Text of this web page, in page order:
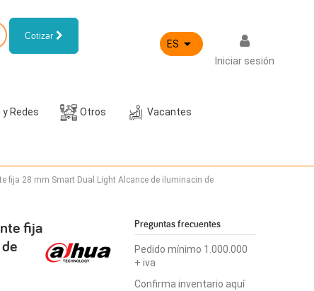
Cotizar
ES 
Iniciar sesión
Redes Otros Vacantes
fija 28 mm Smart Dual Light Alcance de iluminacin de
fija
Preguntas frecuentes
Pedido mínimo 1.000.000
+ iva
Confirma inventario aquí